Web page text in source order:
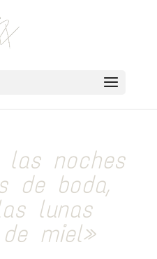
las noches
de boda,
lunas
miel»